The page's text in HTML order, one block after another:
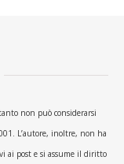
non può considerarsi
L’autore, inoltre, non ha
ai post e si assume il diritto